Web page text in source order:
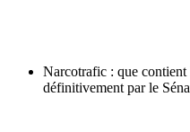
Narcotrafic : que
définitivement par le